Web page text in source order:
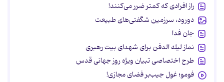
راز افرادی که کمتر ضرر می‌کنند!
دورود، سرزمین شگفتی‌های طبیعت
جان فدا
نماز لیله الدفن برای شهدای بیت رهبری
طرح اختصاصی تبیان ویژه روز جهانی قدس
فومو؛ غول جیب‌بر فضای مجازی!